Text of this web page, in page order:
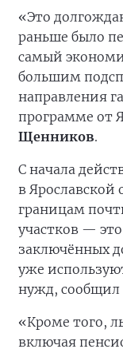
«Это
раньше было
самый
большим
направления
программе от
Щенников.
С начала
в Ярославской
границам
участков —
заключённых
уже
нужд, сообщил
«Кроме того,
включая